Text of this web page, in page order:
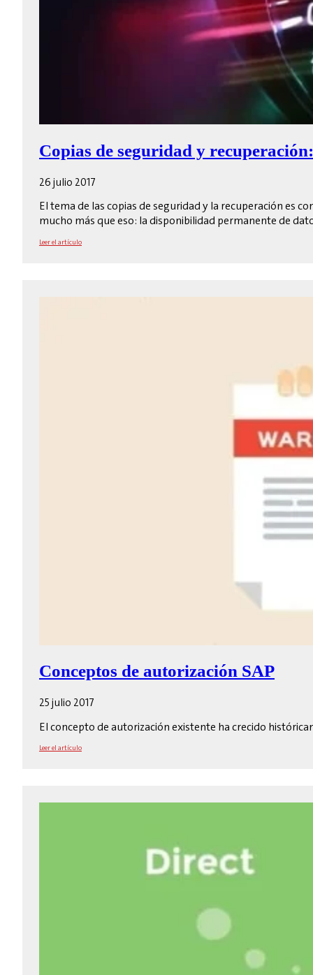
Copias de seguridad y
26 julio 2017
El tema de las copias de seguridad y la recuperación es
mucho más que eso: la disponibilidad permanente de
Leer el artículo
Conceptos de autorización SAP
25 julio 2017
El concepto de autorización existente ha crecido
Leer el artículo